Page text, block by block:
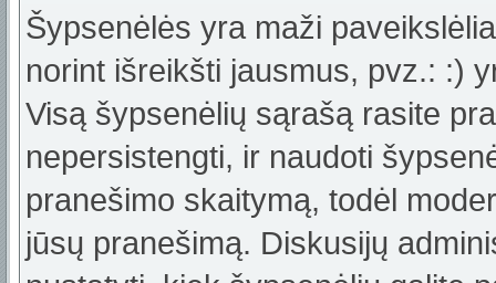
Šypsenėlės yra maži
norint išreikšti jausmus, pvz.: :)
Visą šypsenėlių sąrašą rasite
nepersistengti, ir naudoti
pranešimo skaitymą, todėl
jūsų pranešimą. Diskusijų